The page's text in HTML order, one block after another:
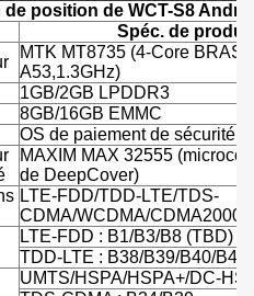
position de WCT-S8
Spéc. de produit
MTK MT8735 (4-Core BRAS
A53,1.3GHz)
1GB/2GB LPDDR3
8GB/16GB EMMC
OS de paiement de sécurité
MAXIM MAX 32555
de DeepCover)
LTE-FDD/TDD-LTE/TDS-
CDMA/WCDMA/CDMA2000/
LTE-FDD : B1/B3/B8 (TBD)
TDD-LTE : B38/B39/B40/B41
UMTS/HSPA/HSPA+/DC-